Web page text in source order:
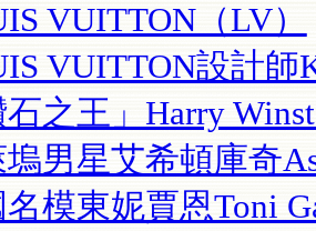
VUITTON（LV）
VUITTON設計師
石之王」Harry
男星艾希頓庫奇
模東妮賈恩Toni